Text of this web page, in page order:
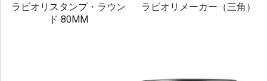
ラビオリスタンプ・ラウン
ド 80MM
ラビオリメーカー（三角）